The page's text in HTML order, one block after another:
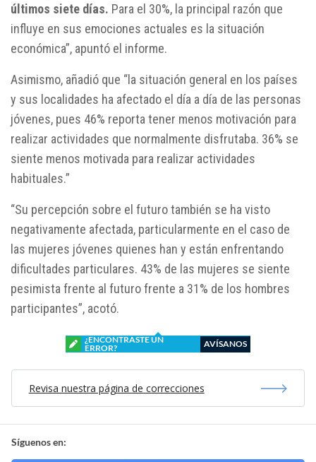
últimos siete días. Para el 30%, la principal razón que
influye en sus emociones actuales es la situación
económica”, apuntó el informe.
Asimismo, añadió que “la situación general en los países
y sus localidades ha afectado el día a día de las personas
jóvenes, pues 46% reporta tener menos motivación para
realizar actividades que normalmente disfrutaba. 36% se
siente menos motivada para realizar actividades
habituales.”
“Su percepción sobre el futuro también se ha visto
negativamente afectada, particularmente en el caso de
las mujeres jóvenes quienes han y están enfrentando
dificultades particulares. 43% de las mujeres se siente
pesimista frente al futuro frente a 31% de los hombres
participantes”, acotó.
¿ENCONTRASTE UN
ERROR?
AVÍSANOS
Revisa nuestra página de correcciones
Síguenos en: